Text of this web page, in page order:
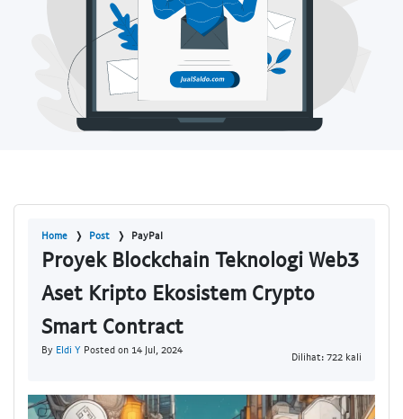
Home Post PayPal
Proyek Blockchain Teknologi Web3
Aset Kripto Ekosistem Crypto
Smart Contract
By Eldi Y Posted on 14 Jul, 2024
Dilihat: 722 kali